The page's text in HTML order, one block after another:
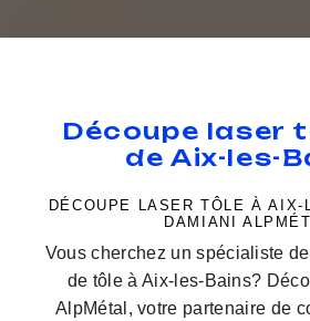
Découpe laser
de Aix-les-
DÉCOUPE LASER TÔLE À AIX-
DAMIANI
Vous cherchez un spécialiste
de tôle à Aix-les-Bains?
AlpMétal, votre partenaire de